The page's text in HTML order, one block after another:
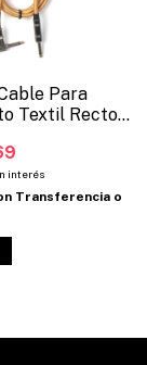
Para
Textil Recto-
interés
Transferencia o